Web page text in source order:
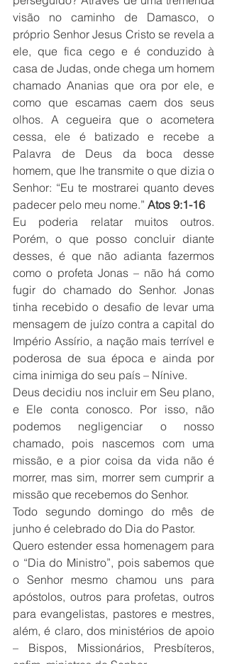
visão no caminho de Damasco, o
próprio Senhor Jesus Cristo se revela a
ele, que fica cego e é conduzido à
casa de Judas, onde chega um homem
chamado Ananias que ora por ele, e
como que escamas caem dos seus
olhos. A cegueira que o acometera
cessa, ele é batizado e recebe a
Palavra de Deus da boca desse
homem, que lhe transmite o que dizia o
Senhor: “Eu te mostrarei quanto deves
padecer pelo meu nome.” Atos 9:1-16
Eu poderia relatar muitos outros.
Porém, o que posso concluir diante
desses, é que não adianta fazermos
como o profeta Jonas – não há como
fugir do chamado do Senhor. Jonas
tinha recebido o desafio de levar uma
mensagem de juízo contra a capital do
Império Assírio, a nação mais terrível e
poderosa de sua época e ainda por
cima inimiga do seu país – Nínive.
Deus decidiu nos incluir em Seu plano,
e Ele conta conosco. Por isso, não
podemos negligenciar o nosso
chamado, pois nascemos com uma
missão, e a pior coisa da vida não é
morrer, mas sim, morrer sem cumprir a
missão que recebemos do Senhor.
Todo segundo domingo do mês de
junho é celebrado do Dia do Pastor.
Quero estender essa homenagem para
o “Dia do Ministro”, pois sabemos que
o Senhor mesmo chamou uns para
apóstolos, outros para profetas, outros
para evangelistas, pastores e mestres,
além, é claro, dos ministérios de apoio
– Bispos, Missionários, Presbíteros,